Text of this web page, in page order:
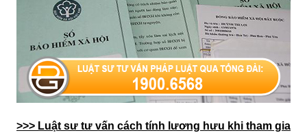
>>> Luật sư tư vấn cách tính lương hưu khi tham gia